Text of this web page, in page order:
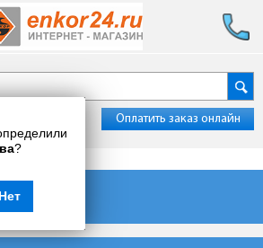
?
Нет
Оплатить заказ онлайн